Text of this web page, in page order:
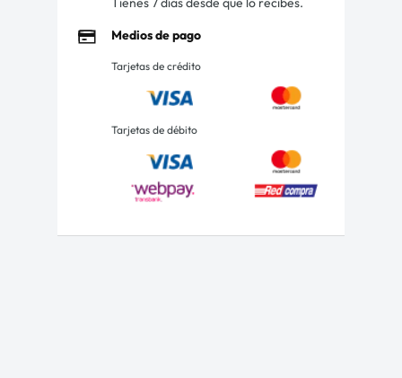
Medios de pago
Tarjetas de crédito
Tarjetas de débito